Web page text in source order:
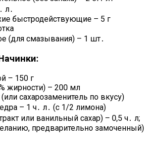
л․
быстродействующие – 5 г
(для смазывания) – 1 шт․
– 150 г
жирности) – 200 мл
сахарозаменитель по вкусу)
– 1 ч․ л․ (с 1/2 лимона)
или ванильный сахар) – 0,5 ч․ л;
предварительно замоченный)